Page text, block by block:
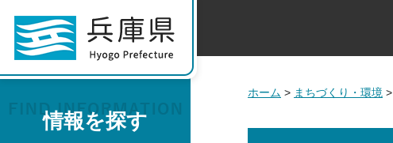
情報を探す
ホーム > まちづくり・環境 >